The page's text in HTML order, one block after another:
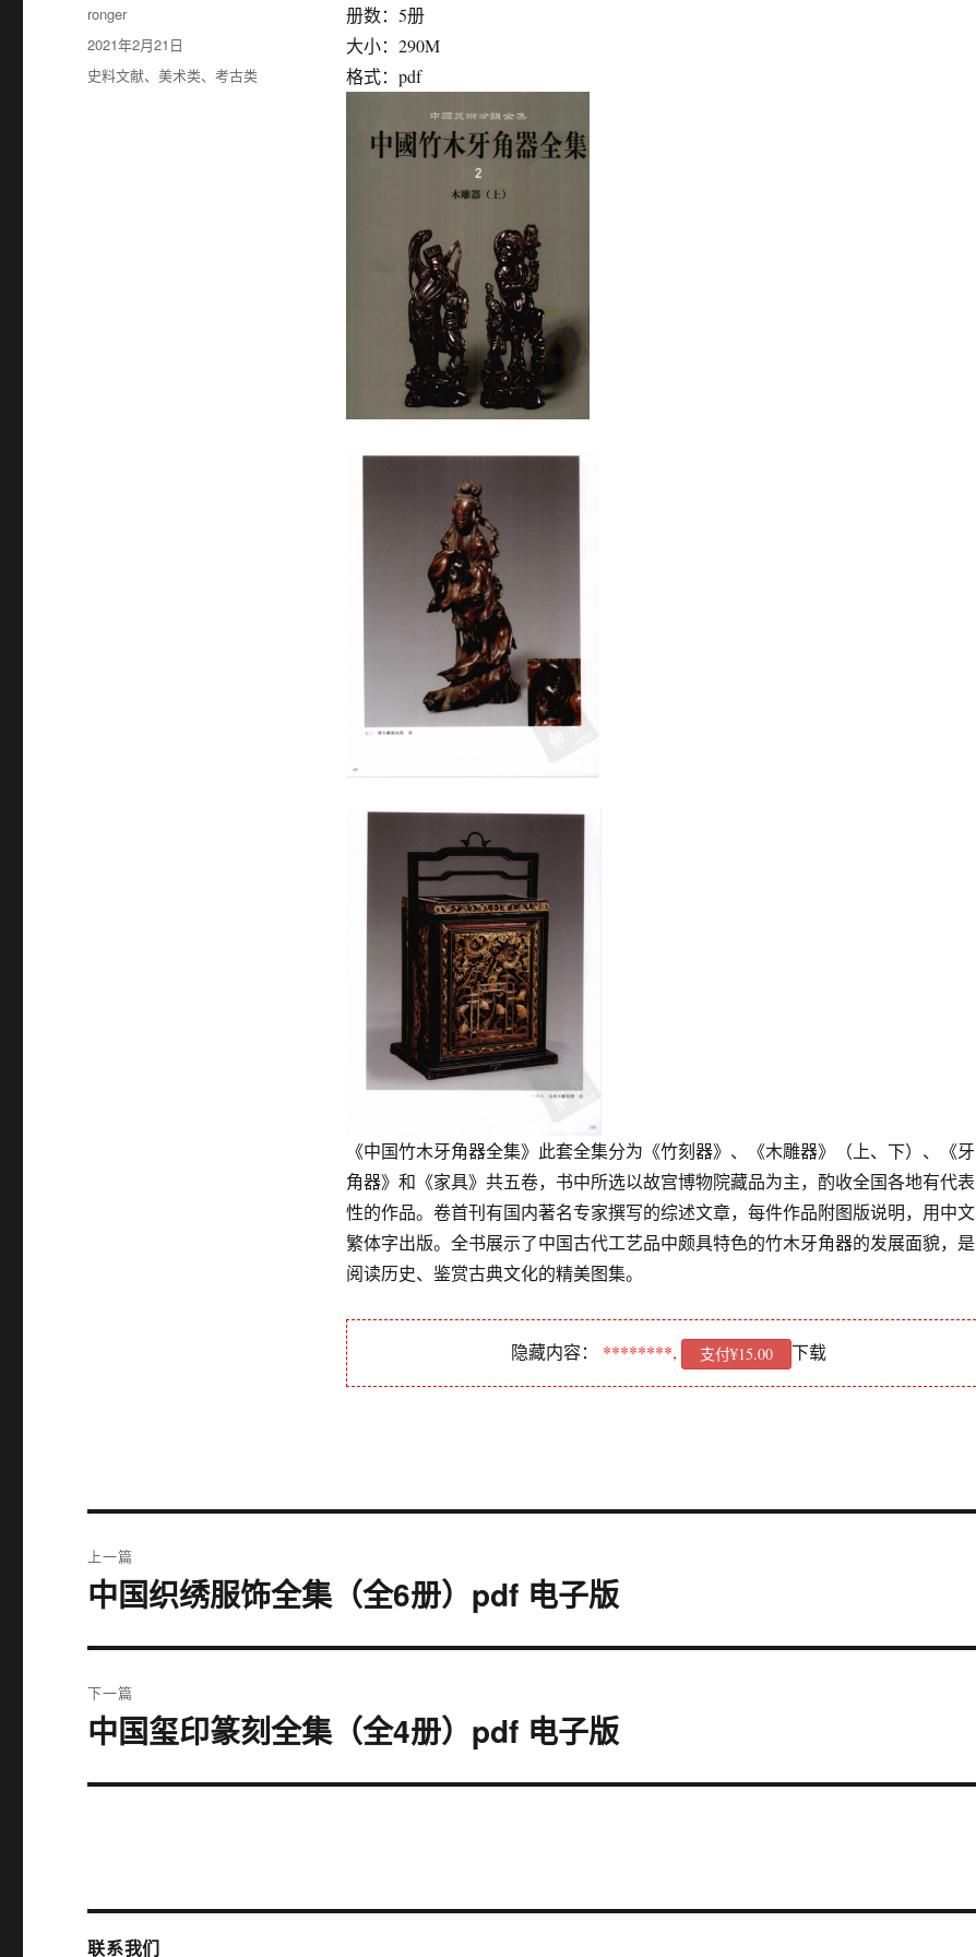
册数：5册
大小：290M
格式：pdf
《中国竹木牙角器全集》此套全集分为《竹刻器》、《木雕器》（上、下）、《牙
角器》和《家具》共五卷，书中所选以故宫博物院藏品为主，酌收全国各地有代表
性的作品。卷首刊有国内著名专家撰写的综述文章，每件作品附图版说明，用中文
繁体字出版。全书展示了中国古代工艺品中颇具特色的竹木牙角器的发展面貌，是
阅读历史、鉴赏古典文化的精美图集。
隐藏内容： ********, 支付¥15.00 下载
作
者
ronger
发
布
于
2021年2月21日
分
史料文献、美术类、考古类
章
上一篇
上
文
章：
中国织绣服饰全集（全6册）pdf 电子版
下一篇
下
文
中国玺印篆刻全集（全4册）pdf 电子版
联系我们